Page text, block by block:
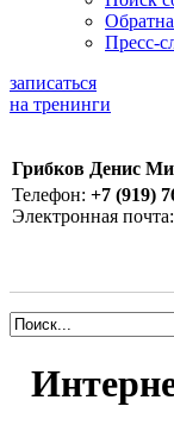
Пресс-
записаться
на тренинги
Грибков Денис
Телефон: +7 (919)
Электронная почта: